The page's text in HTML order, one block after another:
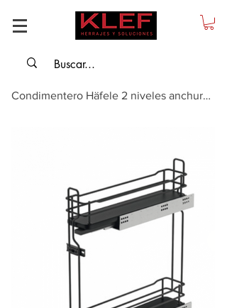
Condimentero Häfele 2 niveles anchura de gabinete 150 mm